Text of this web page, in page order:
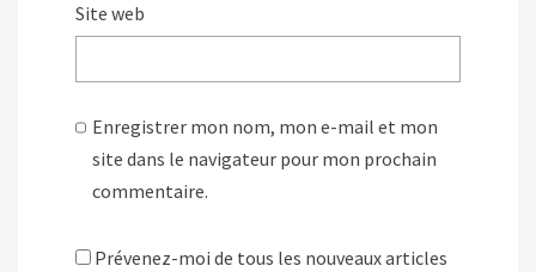
Site web
Enregistrer mon nom, mon e-mail et mon
site dans le navigateur pour mon prochain
commentaire.
Prévenez-moi de tous les nouveaux articles